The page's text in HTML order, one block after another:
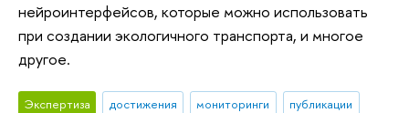
нейроинтерфейсов, которые можно использовать
при создании экологичного транспорта, и многое
другое.
Экспертиза достижения мониторинги
публикации